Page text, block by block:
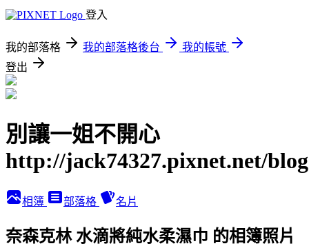
登入
我的部落格 我的部落格後台
我的帳號
登出
別讓一姐不開心
http://jack74327.pixnet.net/blog
相簿 部落格 名片
奈森克林 水滴將純水柔濕巾 的相簿照片